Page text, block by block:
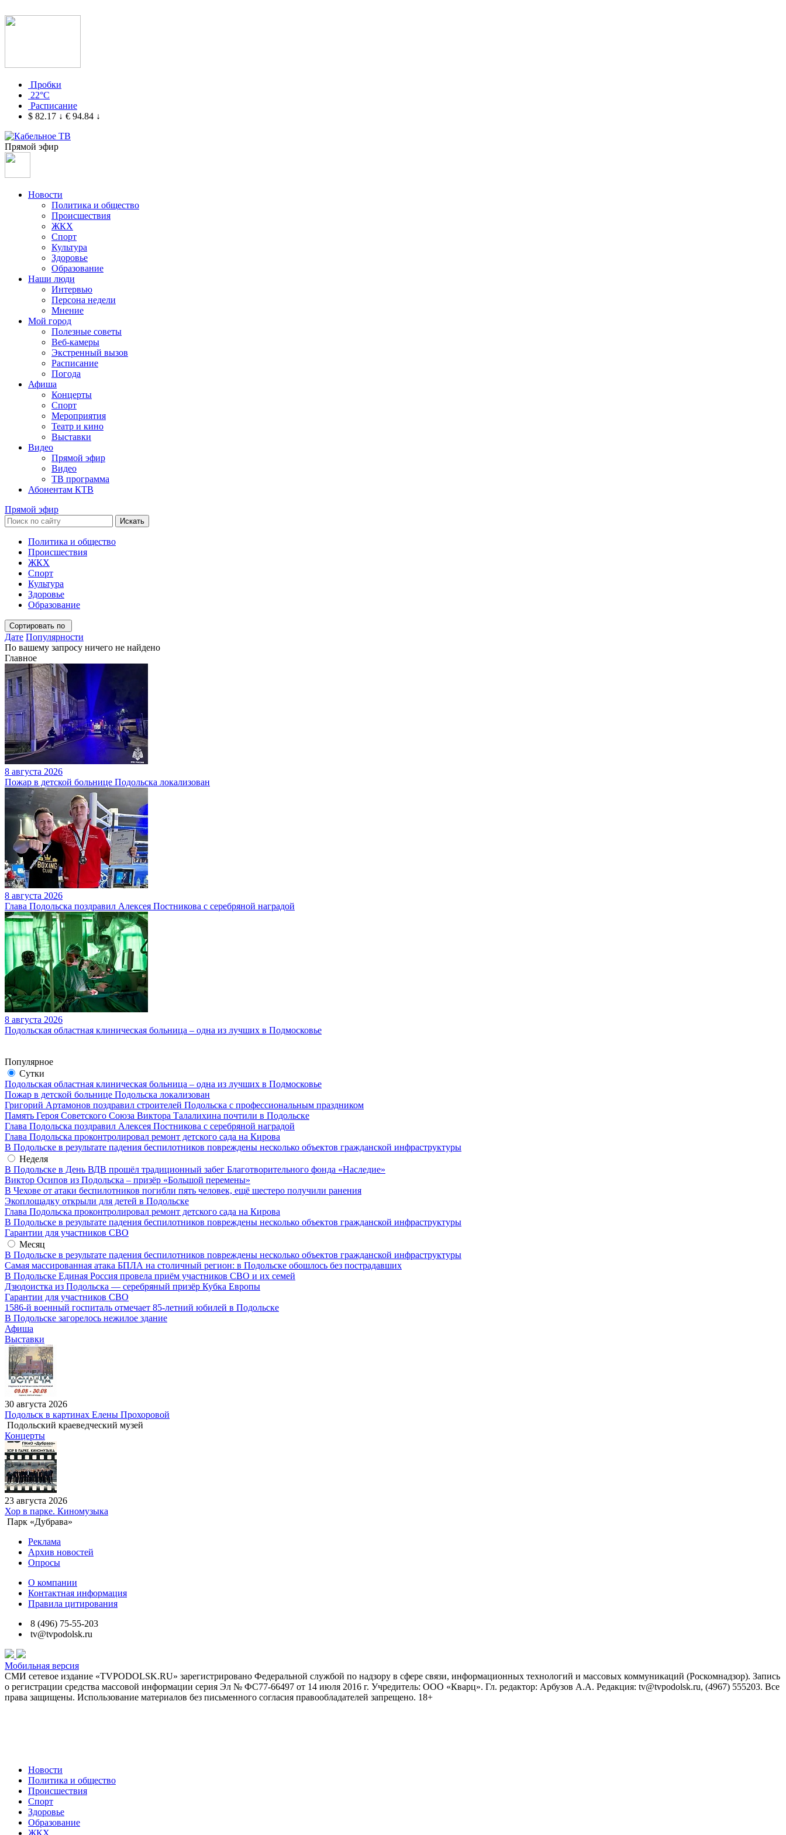
Пробки
22°C
Расписание
$ 82.17 ↓ € 94.84 ↓
Прямой эфир
Новости
Политика и общество
Происшествия
ЖКХ
Спорт
Культура
Здоровье
Образование
Наши люди
Интервью
Персона недели
Мнение
Мой город
Полезные советы
Веб-камеры
Экстренный вызов
Расписание
Погода
Афиша
Концерты
Спорт
Мероприятия
Театр и кино
Выставки
Видео
Прямой эфир
Видео
ТВ программа
Абонентам КТВ
Прямой эфир
Искать
Политика и общество
Происшествия
ЖКХ
Спорт
Культура
Здоровье
Образование
Сортировать по
Дате Популярности
По вашему запросу ничего не найдено
Главное
8 августа 2026
Пожар в детской больнице Подольска локализован
8 августа 2026
Глава Подольска поздравил Алексея Постникова с серебряной наградой
8 августа 2026
Подольская областная клиническая больница – одна из лучших в Подмосковье
Популярное
Сутки
Подольская областная клиническая больница – одна из лучших в Подмосковье
Пожар в детской больнице Подольска локализован
Григорий Артамонов поздравил строителей Подольска с профессиональным праздником
Память Героя Советского Союза Виктора Талалихина почтили в Подольске
Глава Подольска поздравил Алексея Постникова с серебряной наградой
Глава Подольска проконтролировал ремонт детского сада на Кирова
В Подольске в результате падения беспилотников повреждены несколько объектов гражданской инфраструктуры
Неделя
В Подольске в День ВДВ прошёл традиционный забег Благотворительного фонда «Наследие»
Виктор Осипов из Подольска – призёр «Большой перемены»
В Чехове от атаки беспилотников погибли пять человек, ещё шестеро получили ранения
Экоплощадку открыли для детей в Подольске
Глава Подольска проконтролировал ремонт детского сада на Кирова
В Подольске в результате падения беспилотников повреждены несколько объектов гражданской инфраструктуры
Гарантии для участников СВО
Месяц
В Подольске в результате падения беспилотников повреждены несколько объектов гражданской инфраструктуры
Самая массированная атака БПЛА на столичный регион: в Подольске обошлось без пострадавших
В Подольске Единая Россия провела приём участников СВО и их семей
Дзюдоистка из Подольска — серебряный призёр Кубка Европы
Гарантии для участников СВО
1586-й военный госпиталь отмечает 85-летний юбилей в Подольске
В Подольске загорелось нежилое здание
Афиша
Выставки
30 августа 2026
Подольск в картинах Елены Прохоровой
Подольский краеведческий музей
Концерты
23 августа 2026
Хор в парке. Киномузыка
Парк «Дубрава»
Реклама
Архив новостей
Опросы
О компании
Контактная информация
Правила цитирования
8 (496) 75-55-203
tv@tvpodolsk.ru
Мобильная версия
СМИ сетевое издание «TVPODOLSK.RU» зарегистрировано Федеральной службой по надзору в сфере связи, информационных технологий и массовых коммуникаций (Роскомнадзор). Запись
о регистрации средства массовой информации серия Эл № ФС77-66497 от 14 июля 2016 г. Учредитель: ООО «Кварц». Гл. редактор: Арбузов А.А. Редакция: tv@tvpodolsk.ru, (4967) 555203. Все
права защищены. Использование материалов без письменного согласия правообладателей запрещено. 18+
Новости
Политика и общество
Происшествия
Спорт
Здоровье
Образование
ЖКХ